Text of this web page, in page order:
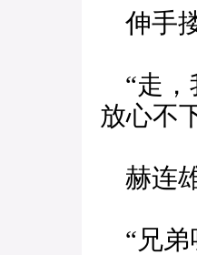
伸手
“走，
放心不
赫连
“兄弟